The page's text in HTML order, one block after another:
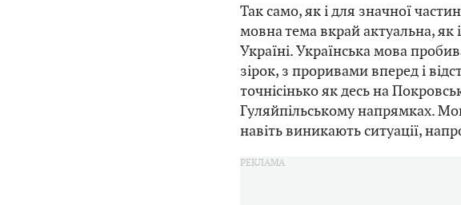
Так само, як і для значної
мовна тема вкрай актуальна, як
Україні. Українська мова
зірок, з проривами вперед і
точнісінько як десь на
Гуляйпільському напрямках.
навіть виникають ситуації,